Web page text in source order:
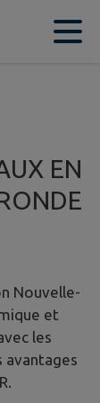
EN
Nouvelle-
et
les
avantages